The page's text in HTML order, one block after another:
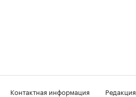
Контактная информация Редакция